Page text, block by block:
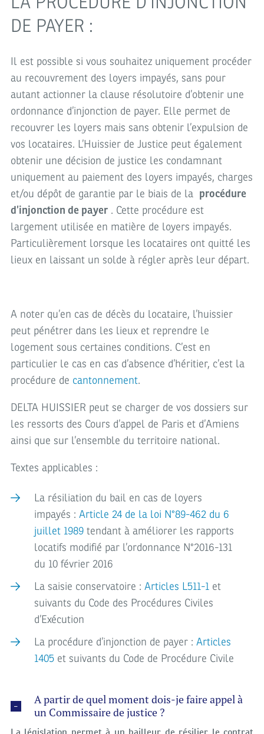
DE PAYER :
Il est possible si vous souhaitez uniquement procéder
au recouvrement des loyers impayés, sans pour
autant actionner la clause résolutoire d’obtenir une
ordonnance d’injonction de payer. Elle permet de
recouvrer les loyers mais sans obtenir l’expulsion de
vos locataires. L’Huissier de Justice peut également
obtenir une décision de justice les condamnant
uniquement au paiement des loyers impayés, charges
et/ou dépôt de garantie par le biais de la procédure
d’injonction de payer. Cette procédure est
largement utilisée en matière de loyers impayés.
Particulièrement lorsque les locataires ont quitté les
lieux en laissant un solde à régler après leur départ.
A noter qu’en cas de décès du locataire, l’huissier
peut pénétrer dans les lieux et reprendre le
logement sous certaines conditions. C’est en
particulier le cas en cas d’absence d’héritier, c’est la
procédure de cantonnement.
DELTA HUISSIER peut se charger de vos dossiers sur
les ressorts des Cours d’appel de Paris et d’Amiens
ainsi que sur l’ensemble du territoire national.
Textes applicables :
La résiliation du bail en cas de loyers
impayés : Article 24 de la loi N°89-462 du 6
juillet 1989tendant à améliorer les rapports
locatifs modifié par l’ordonnance N°2016-131
du 10 février 2016
La saisie conservatoire : Articles L511-1et
suivants du Code des Procédures Civiles
d’Exécution
La procédure d’injonction de payer : Articles
1405et suivants du Code de Procédure Civile
A partir de quel moment dois-je faire appel à
un Commissaire de justice ?